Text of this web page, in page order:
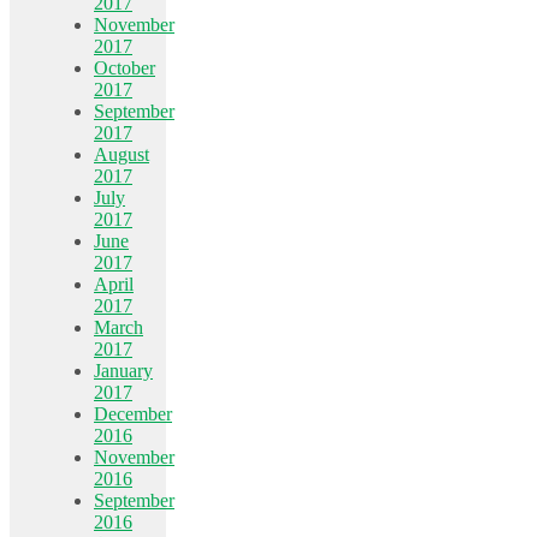
November
2017
October
2017
September
2017
August
2017
July
2017
June
2017
April
2017
March
2017
January
2017
December
2016
November
2016
September
2016